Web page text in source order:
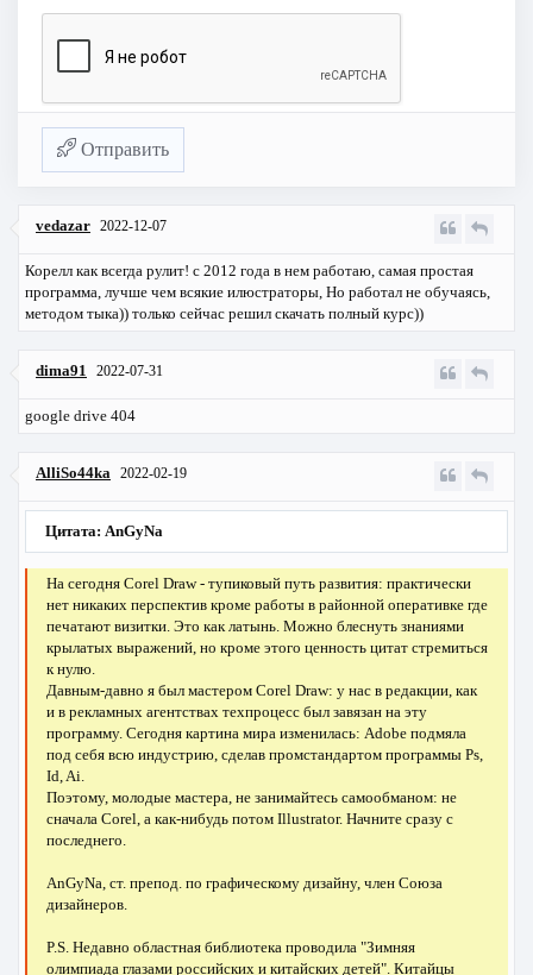
Отправить
vedazar 2022-12-07
Корелл как всегда рулит! с 2012 года в нем работаю, самая простая
программа, лучше чем всякие илюстраторы, Но работал не обучаясь,
методом тыка)) только сейчас решил скачать полный курс))
dima91 2022-07-31
google drive 404
AlliSo44ka 2022-02-19
Цитата: AnGyNa
На сегодня Corel Draw - тупиковый путь развития: практически
нет никаких перспектив кроме работы в районной оперативке где
печатают визитки. Это как латынь. Можно блеснуть знаниями
крылатых выражений, но кроме этого ценность цитат стремиться
к нулю.
Давным-давно я был мастером Corel Draw: у нас в редакции, как
и в рекламных агентствах техпроцесс был завязан на эту
программу. Сегодня картина мира изменилась: Adobe подмяла
под себя всю индустрию, сделав промстандартом программы Ps,
Id, Ai.
Поэтому, молодые мастера, не занимайтесь самообманом: не
сначала Corel, а как-нибудь потом Illustrator. Начните сразу с
последнего.
AnGyNa, ст. препод. по графическому дизайну, член Союза
дизайнеров.
P.S. Недавно областная библиотека проводила "Зимняя
олимпиада глазами российских и китайских детей". Китайцы